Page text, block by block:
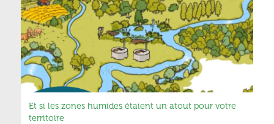
Et si les zones humides étaient un atout pour votre
territoire